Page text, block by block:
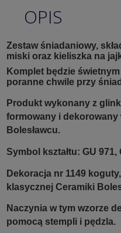
OPIS
Zestaw śniadaniowy,
miski oraz kieliszka na
Komplet będzie
poranne chwile przy
Produkt wykonany z
formowany i dekorowany
Bolesławcu.
Symbol kształtu: GU 971,
Dekoracja nr 1149
klasycznej Ceramiki
Naczynia w tym wzorze
pomocą stempli i pędzla.